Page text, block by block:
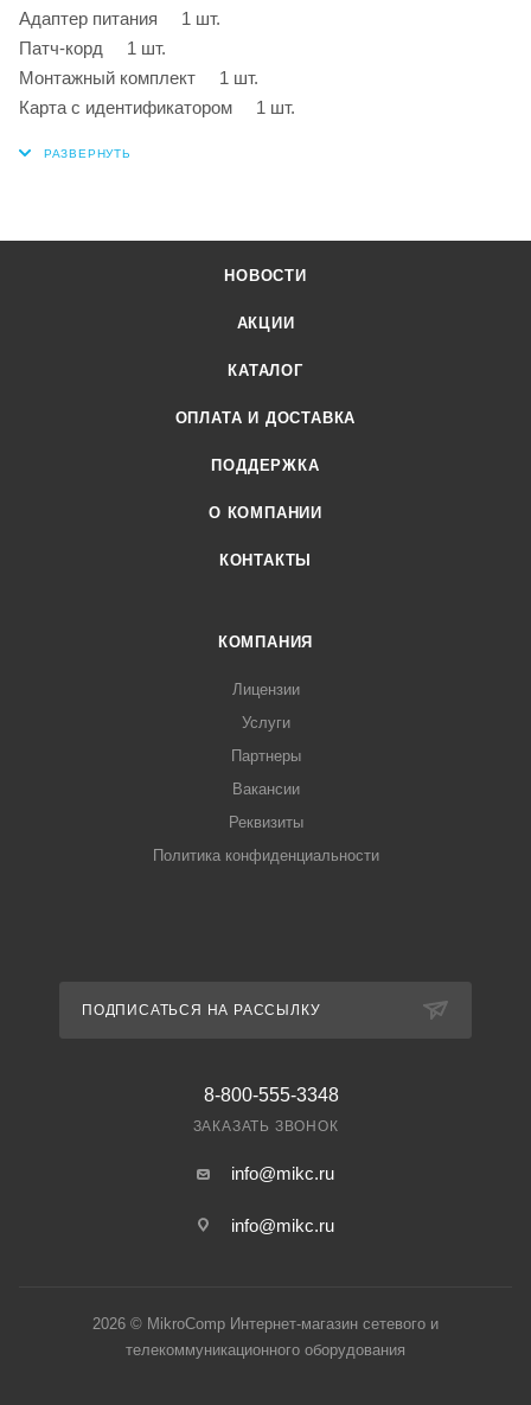
Адаптер питания 1 шт.
Патч-корд 1 шт.
Монтажный комплект 1 шт.
Карта с идентификатором 1 шт.
НОВОСТИ
АКЦИИ
КАТАЛОГ
ОПЛАТА И ДОСТАВКА
ПОДДЕРЖКА
О КОМПАНИИ
КОНТАКТЫ
КОМПАНИЯ
Лицензии
Услуги
Партнеры
Вакансии
Реквизиты
Политика конфиденциальности
ПОДПИСАТЬСЯ НА РАССЫЛКУ
8-800-555-3348
ЗАКАЗАТЬ ЗВОНОК
info@mikc.ru
info@mikc.ru
2026 © MikroComp Интернет-магазин сетевого и
телекоммуникационного оборудования